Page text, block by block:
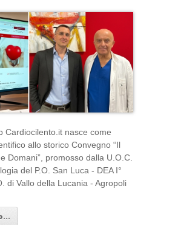
Cardiocilento.it nasce come
allo storico Convegno “Il
Domani”, promosso dalla U.O.C.
del P.O. San Luca - DEA I°
di Vallo della Lucania - Agropoli